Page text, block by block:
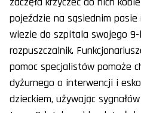
pojeździe na sąsiednim pasie
wiezie do szpitala swojego
rozpuszczalnik.
pomoc specjalistów pomoże
dyżurnego o interwencji i
dzieckiem, używając